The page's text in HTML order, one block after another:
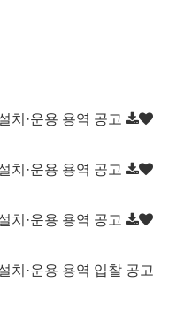
치·운용 용역 공고
치·운용 용역 공고
치·운용 용역 공고
치·운용 용역 입찰 공고